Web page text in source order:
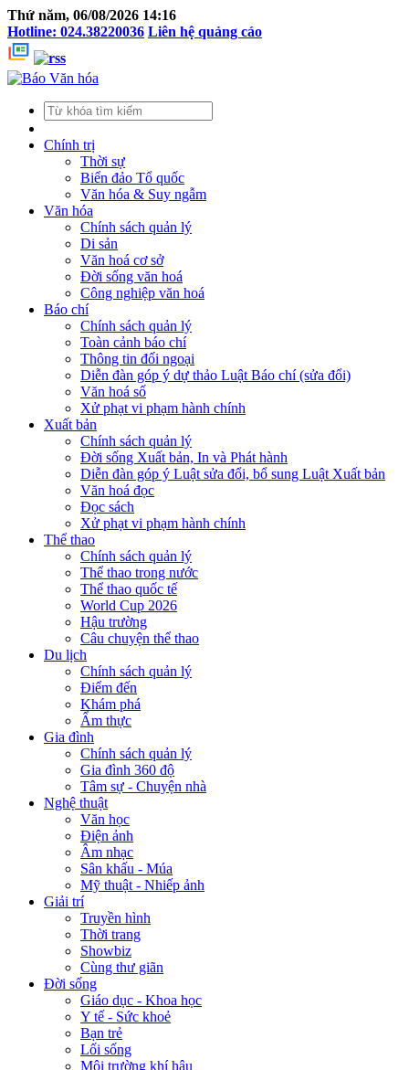
Thứ năm, 06/08/2026 14:16
Hotline: 024.38220036 Liên hệ quảng cáo
Chính trị
Thời sự
Biển đảo Tổ quốc
Văn hóa & Suy ngẫm
Văn hóa
Chính sách quản lý
Di sản
Văn hoá cơ sở
Đời sống văn hoá
Công nghiệp văn hoá
Báo chí
Chính sách quản lý
Toàn cảnh báo chí
Thông tin đối ngoại
Diễn đàn góp ý dự thảo Luật Báo chí (sửa đổi)
Văn hoá số
Xử phạt vi phạm hành chính
Xuất bản
Chính sách quản lý
Đời sống Xuất bản, In và Phát hành
Diễn đàn góp ý Luật sửa đổi, bổ sung Luật Xuất bản
Văn hoá đọc
Đọc sách
Xử phạt vi phạm hành chính
Thể thao
Chính sách quản lý
Thể thao trong nước
Thể thao quốc tế
World Cup 2026
Hậu trường
Câu chuyện thể thao
Du lịch
Chính sách quản lý
Điểm đến
Khám phá
Ẩm thực
Gia đình
Chính sách quản lý
Gia đình 360 độ
Tâm sự - Chuyện nhà
Nghệ thuật
Văn học
Điện ảnh
Âm nhạc
Sân khấu - Múa
Mỹ thuật - Nhiếp ảnh
Giải trí
Truyền hình
Thời trang
Showbiz
Cùng thư giãn
Đời sống
Giáo dục - Khoa học
Y tế - Sức khoẻ
Bạn trẻ
Lối sống
Môi trường khí hậu